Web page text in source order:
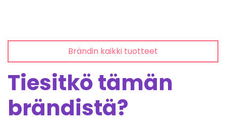
Brändin kaikki tuotteet
Tiesitkö tämän
brändistä?